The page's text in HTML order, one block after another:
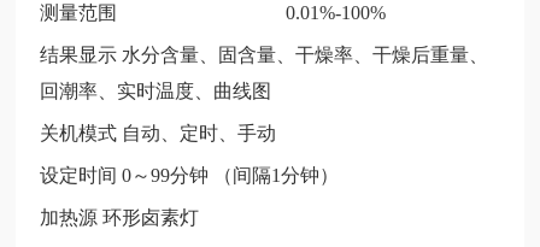
测量范围 0.01%-100%
结果显示 水分含量、固含量、干燥率、干燥后重量、
回潮率、实时温度、曲线图
关机模式 自动、定时、手动
设定时间 0～99分钟 （间隔1分钟）
加热源 环形卤素灯